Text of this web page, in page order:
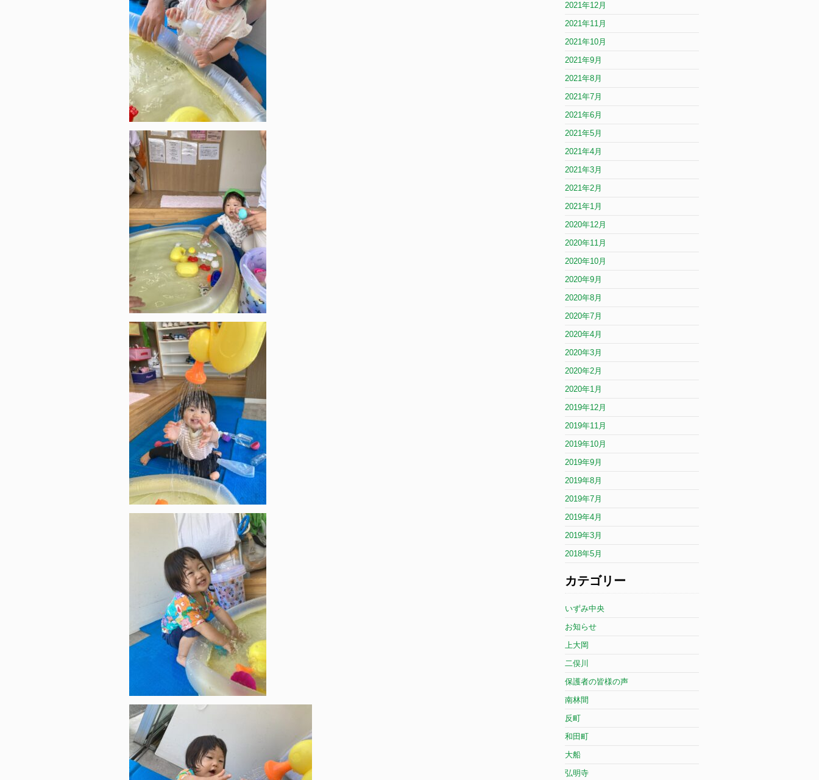
2021年12月
2021年11月
2021年10月
2021年9月
2021年8月
2021年7月
2021年6月
2021年5月
2021年4月
2021年3月
2021年2月
2021年1月
2020年12月
2020年11月
2020年10月
2020年9月
2020年8月
2020年7月
2020年4月
2020年3月
2020年2月
2020年1月
2019年12月
2019年11月
2019年10月
2019年9月
2019年8月
2019年7月
2019年4月
2019年3月
2018年5月
カテゴリー
いずみ中央
お知らせ
上大岡
二俣川
保護者の皆様の声
南林間
反町
和田町
大船
弘明寺